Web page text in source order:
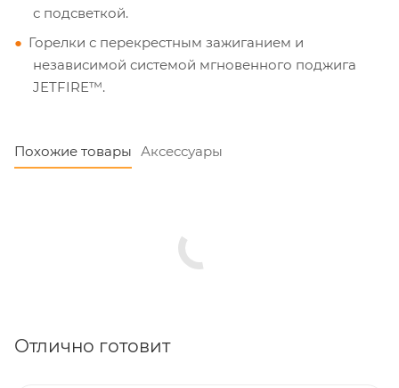
с подсветкой.
Горелки с перекрестным зажиганием и
независимой системой мгновенного поджига
JETFIRE™.
Похожие товары Аксессуары
Отлично готовит